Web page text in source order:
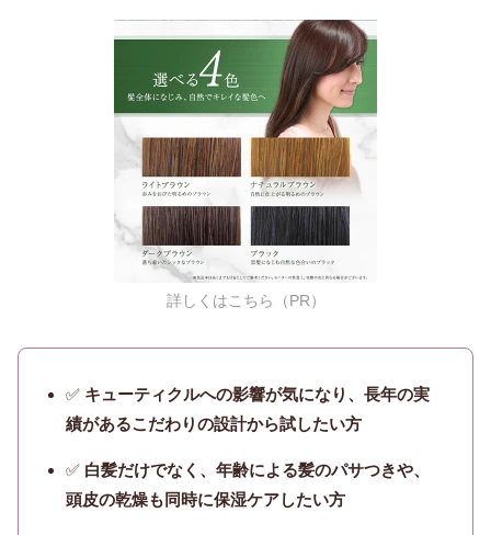
詳しくはこちら（PR）
✅ キューティクルへの影響が気になり、長年の実
績があるこだわりの設計から試したい方
✅ 白髪だけでなく、年齢による髪のパサつきや、
頭皮の乾燥も同時に保湿ケアしたい方